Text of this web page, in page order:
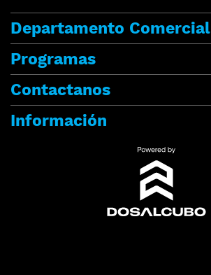
Departamento Comercial
Programas
Contactanos
Información